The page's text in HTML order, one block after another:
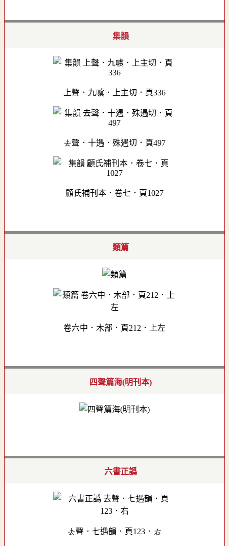
集韻
上聲．九噳．上主切．頁336
去聲．十遇．殊遇切．頁497
顧氏補刊本．卷七．頁1027
類篇
卷六中．木部．頁212．上左
四聲篇海(明刊本)
六書正譌
去聲．七遇韻．頁123．右